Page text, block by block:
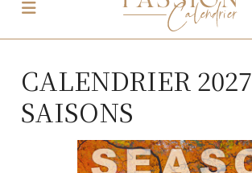
CALENDRIER 2027
SAISONS